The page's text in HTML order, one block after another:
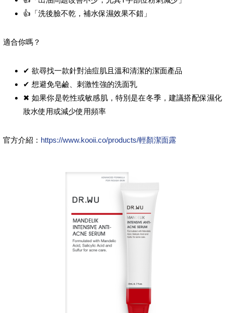
👍「洗後臉不乾，補水保濕效果不錯」
適合你嗎？
✔ 欲尋找一款針對油痘肌且溫和清潔的潔面產品
✔ 想避免皂鹼、刺激性強的洗面乳
✖ 如果你是乾性或敏感肌，特別是在冬季，建議搭配保濕化
妝水使用或減少使用頻率
官方介紹： https://www.kooii.co/products/輕顏潔面露